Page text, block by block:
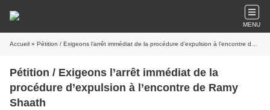
MENU
Accueil » Pétition / Exigeons l’arrêt immédiat de la procédure d’expulsion à l’encontre de Ramy Shaath
Pétition / Exigeons l’arrêt immédiat de la
procédure d’expulsion à l’encontre de Ramy
Shaath